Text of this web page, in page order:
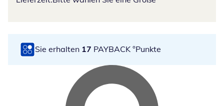
Sie erhalten 17 PAYBACK °Punkte